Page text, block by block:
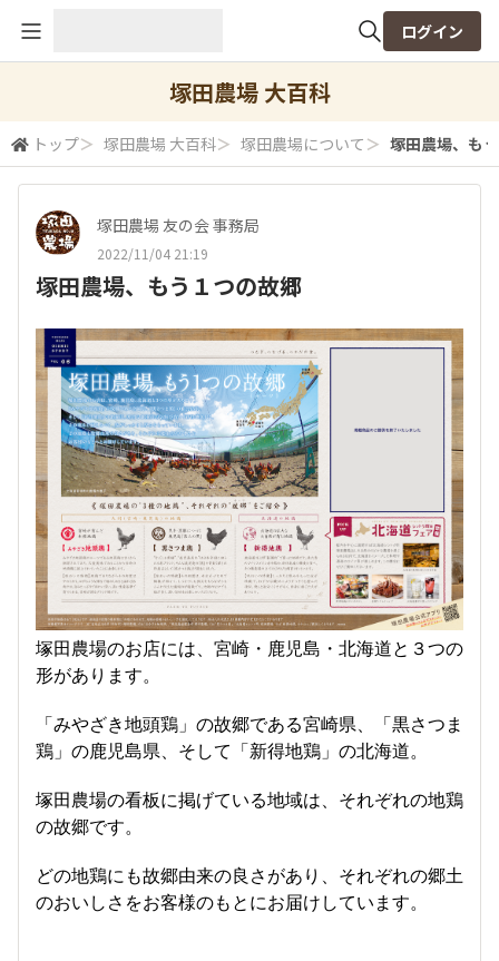
検索
ログイン
塚田農場 大百科
トップ＞ 塚田農場 大百科＞ 塚田農場について ＞ 塚田農場、も
塚田農場 友の会 事務局
2022/11/04 21:19
塚田農場、もう１つの故郷
塚田農場のお店には、宮崎・鹿児島・北海道と３つの
形があります。
「みやざき地頭鶏」の故郷である宮崎県、「黒さつま
鶏」の鹿児島県、そして「新得地鶏」の北海道。
塚田農場の看板に掲げている地域は、それぞれの地鶏
の故郷です。
どの地鶏にも故郷由来の良さがあり、それぞれの郷土
のおいしさをお客様のもとにお届けしています。